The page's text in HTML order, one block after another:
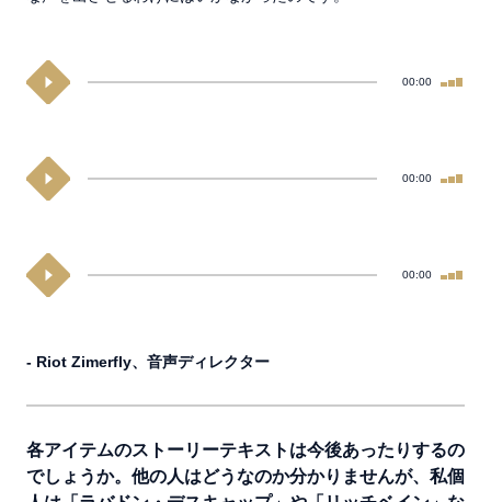
00:00
00:00
00:00
- Riot Zimerfly、音声ディレクター
各アイテムのストーリーテキストは今後あったりするの
でしょうか。他の人はどうなのか分かりませんが、私個